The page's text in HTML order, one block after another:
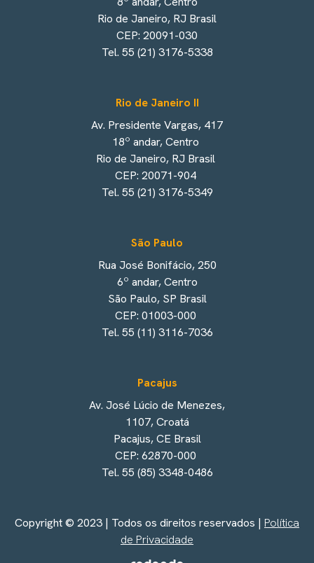
Rio de Janeiro, RJ Brasil
CEP: 20091-030
Tel. 55 (21) 3176-5338
Rio de Janeiro II
Av. Presidente Vargas, 417
18º andar, Centro
Rio de Janeiro, RJ Brasil
CEP: 20071-904
Tel. 55 (21) 3176-5349
São Paulo
Rua José Bonifácio, 250
6º andar, Centro
São Paulo, SP Brasil
CEP: 01003-000
Tel. 55 (11) 3116-7036
Pacajus
Av. José Lúcio de Menezes,
1107, Croatá
Pacajus, CE Brasil
CEP: 62870-000
Tel. 55 (85) 3348-0486
Copyright © 2023 | Todos os direitos reservados | Política
de Privacidade